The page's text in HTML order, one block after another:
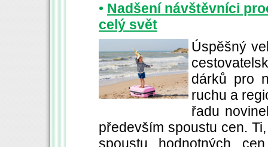
• Nadšení návštěvníci
celý svět
Úspěšný
dárků pro
ruchu a
řadu
především spoustu cen.
spoustu hodnotných